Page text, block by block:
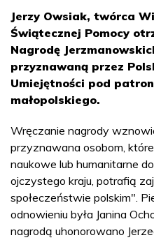
Jerzy Owsiak, twórca
Świątecznej Pomocy
Nagrodę
przyznawaną przez
Umiejętności pod
małopolskiego.
Wręczanie nagrody
przyznawana osobom,
naukowe lub humanitarne
ojczystego kraju, potrafią
społeczeństwie polskim".
odnowieniu była Janina
nagrodą uhonorowano